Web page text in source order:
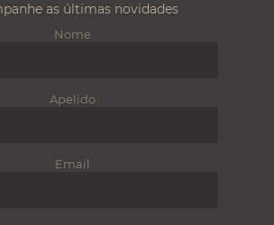
as últimas novidades
Nome
Apelido
Email